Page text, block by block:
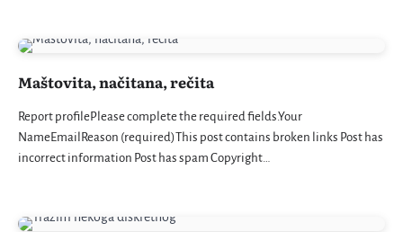
Maštovita, načitana, rečita
Report profilePlease complete the required fields.Your
NameEmailReason (required)This post contains broken links Post has
incorrect information Post has spam Copyright…